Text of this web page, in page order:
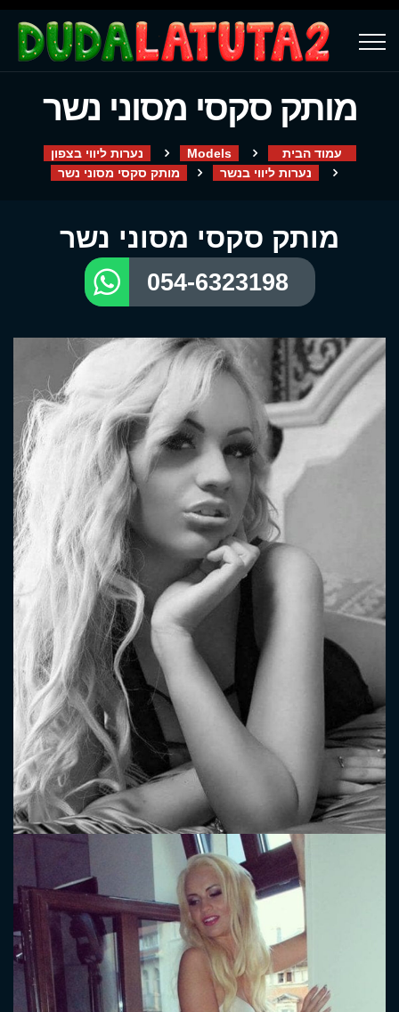
מותק סקסי מסוני נשר
עמוד הבית Models
נערות ליווי בצפון
נערות ליווי בנשר
מותק סקסי מסוני נשר
מותק סקסי מסוני נשר
054-6323198